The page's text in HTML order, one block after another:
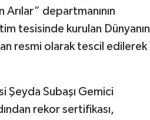
Arılar” departmanının
tesisinde kurulan Dünyanın
resmi olarak tescil edilerek
Şeyda Subaşı Gemici
rekor sertifikası,